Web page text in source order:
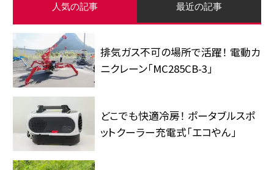
人気の記事 最近の記事
排気ガス不可の場所で活躍！ 電動カ
ニクレーン「MC285CB-3」
どこでも快適冷房！ ポータブルスポ
ットクーラー充電式「エコやん」